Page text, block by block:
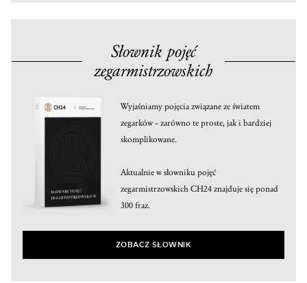
Słownik pojęć
zegarmistrzowskich
Wyjaśniamy pojęcia związane ze światem
zegarków – zarówno te proste, jak i bardziej
skomplikowane.
Aktualnie w słowniku pojęć
zegarmistrzowskich CH24 znajduje się ponad
300 fraz.
ZOBACZ SŁOWNIK